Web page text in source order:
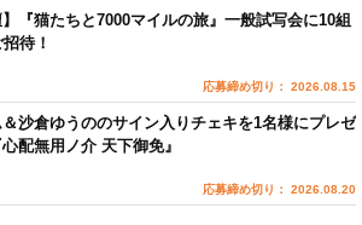
】『猫たちと7000マイルの旅』一般試写会に10組
待！
応募締め切り： 2026.08.15
沙倉ゆうののサイン入りチェキを1名様にプレゼ
配無用ノ介 天下御免』
応募締め切り： 2026.08.20